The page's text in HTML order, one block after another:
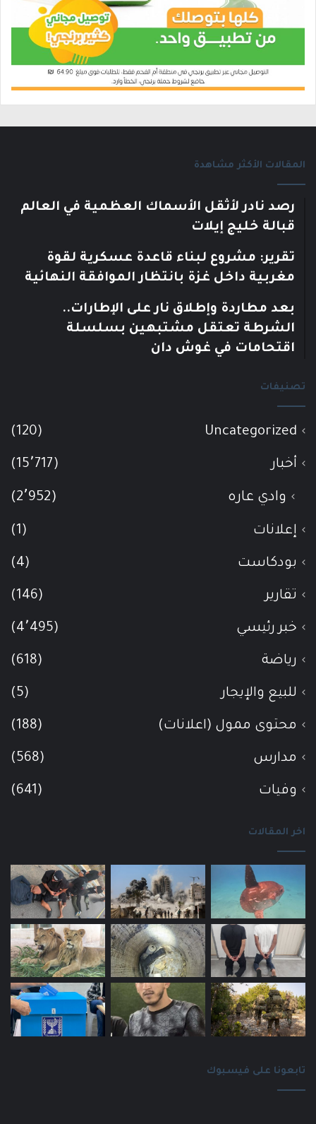
المقالات الأكثر مشاهدة
رصد نادر لأثقل الأسماك العظمية في العالم
قبالة خليج إيلات
تقرير: مشروع لبناء قاعدة عسكرية لقوة
مغربية داخل غزة بانتظار الموافقة النهائية
بعد مطاردة وإطلاق نار على الإطارات..
الشرطة تعتقل مشتبهين بسلسلة
اقتحامات في غوش دان
تصنيفات
Uncategorized
(120)
أخبار (15٬717)
وادي عاره (2٬952)
إعلانات (1)
بودكاست (4)
تقارير (146)
خبر رئيسي (4٬495)
رياضة (618)
للبيع والإيجار (5)
محتوى ممول (اعلانات) (188)
مدارس (568)
وفيات (641)
اخر المقالات
تابعونا على فيسبوك